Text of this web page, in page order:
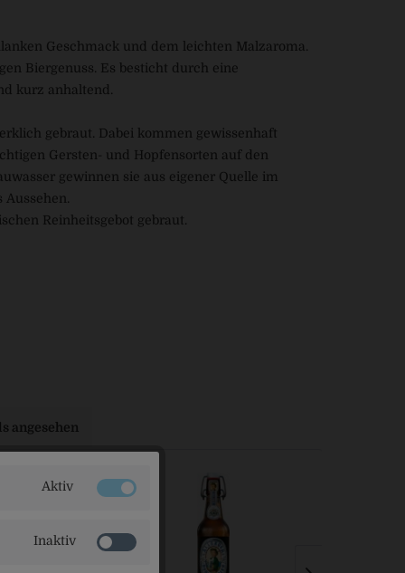
Geschmack und dem leichten Malzaroma.
Biergenuss. Es besticht durch eine
kurz anhaltend.
gebraut. Dabei kommen gewissenhaft
Gersten- und Hopfensorten auf den
gewinnen sie aus eigener Quelle im
Reinheitsgebot gebraut.
angesehen
Aktiv
Inaktiv